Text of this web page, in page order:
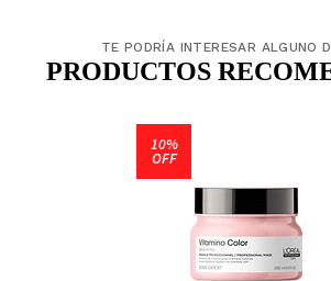
TE PODRÍA INTERESAR ALGUNO
PRODUCTOS
10%
OFF